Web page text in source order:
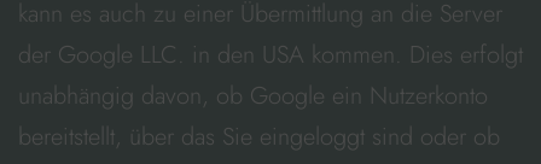
kann es auch zu einer Übermittlung an die Server
der Google LLC. in den USA kommen. Dies erfolgt
unabhängig davon, ob Google ein Nutzerkonto
bereitstellt, über das Sie eingeloggt sind oder ob